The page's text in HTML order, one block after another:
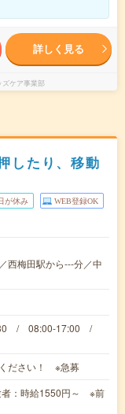
詳しく見る
ケア事業部
したり、移動
が休み WEB登録OK
西梅田駅から---分／中
/ 08:00-17:00 /
ださい！ ※急募
：時給1550円～ ※前